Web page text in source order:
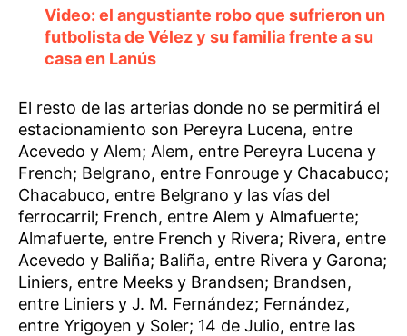
Video: el angustiante robo que sufrieron un
futbolista de Vélez y su familia frente a su
casa en Lanús
El resto de las arterias donde no se permitirá el
estacionamiento son Pereyra Lucena, entre
Acevedo y Alem; Alem, entre Pereyra Lucena y
French; Belgrano, entre Fonrouge y Chacabuco;
Chacabuco, entre Belgrano y las vías del
ferrocarril; French, entre Alem y Almafuerte;
Almafuerte, entre French y Rivera; Rivera, entre
Acevedo y Baliña; Baliña, entre Rivera y Garona;
Liniers, entre Meeks y Brandsen; Brandsen,
entre Liniers y J. M. Fernández; Fernández,
entre Yrigoyen y Soler; 14 de Julio, entre las